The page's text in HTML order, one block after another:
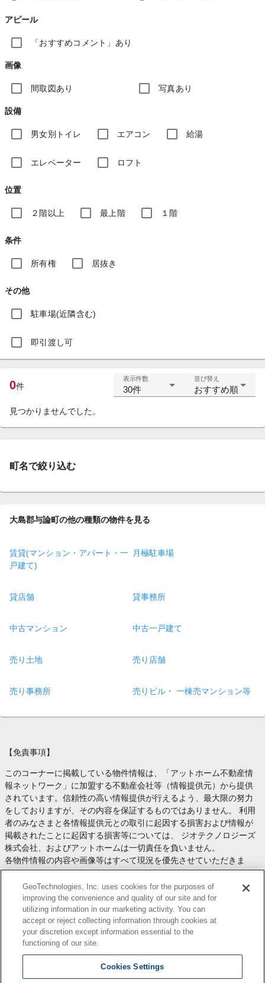
アピール
「おすすめコメント」あり
画像
間取図あり 写真あり
設備
男女別トイレ エアコン 給湯
エレベーター ロフト
位置
２階以上 最上階 １階
条件
所有権 居抜き
その他
駐車場(近隣含む)
即引渡し可
0件
表示件数
30件
並び替え
おすすめ順
見つかりませんでした。
町名で絞り込む
大島郡与論町の他の種類の物件を見る
賃貸(マンション・アパート・一
戸建て)
月極駐車場
貸店舗 貸事務所
中古マンション 中古一戸建て
売り土地 売り店舗
売り事務所 売りビル・ 一棟売マンション等
【免責事項】
このコーナーに掲載している物件情報は、「アットホーム不動産情
報ネットワーク」に加盟する不動産会社等（情報提供元）から提供
されています。信頼性の高い情報提供が行えるよう、最大限の努力
をしておりますが、その内容を保証するものではありません。 利用
者のみなさまと各情報提供元との取引に起因する損害および情報が
掲載されたことに起因する損害等については、 ジオテクノロジーズ
株式会社、およびアットホームは一切責任を負いません。
各物件情報の内容や画像等はすべて現況を優先させていただきま
す。
お取引等（お取引の準備、資金調達等を含みます）の際には、内容
や契約条件等について、 各情報提供元より十分な説明を受け、ご自
身でご確認の上、判断してください。
このコーナーへの物件情報のご掲載、その他不動産業務ソリューシ
ョン等についての不動産会社様のお問合せはこちら
します。
GeoTechnologies, Inc. uses cookies for the purposes of
improving the convenience and quality of our site and for
utilizing information in our marketing activity. You can
accept or reject collecting information through cookies at
your discretion except information essential to the
functioning of our site.
Cookies Settings